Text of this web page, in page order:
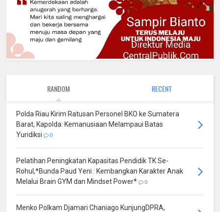
RANDOM RECENT
Polda Riau Kirim Ratusan Personel BKO ke Sumatera
Barat, Kapolda: Kemanusiaan Melampaui Batas
Yuridiksi
0
Pelatihan Peningkatan Kapasitas Pendidik TK Se-
Rohul,*Bunda Paud Yeni : Kembangkan Karakter Anak
Melalui Brain GYM dan Mindset Power*
0
Menko Polkam Djamari Chaniago KunjungDPRA,